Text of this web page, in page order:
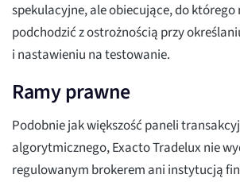
spekulacyjne, ale obiecujące, do którego
podchodzić z ostrożnością przy
i nastawieniu na testowanie.
Ramy prawne
Podobnie jak większość paneli
algorytmicznego, Exacto Tradelux nie
regulowanym brokerem ani instytucją